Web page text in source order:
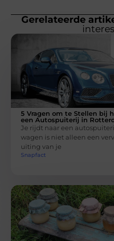
Gerelateerde
5 Vragen om te Stellen bij
een Autospuiterij in
Je rijdt naar een
wagen is niet alleen een
uiting van je
Snapfact